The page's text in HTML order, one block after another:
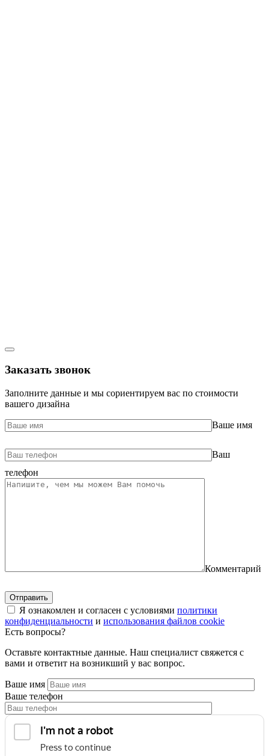
Заказать звонок
Заполните данные и мы сориентируем вас по стоимости
вашего дизайна
Ваше имя
Ваш
телефон
Комментарий
Я ознакомлен и согласен с условиями политики
конфиденциальности и использования файлов cookie
Есть вопросы?
Оставьте контактные данные. Наш специалист свяжется с
вами и ответит на возникший у вас вопрос.
Ваше имя
Ваше телефон